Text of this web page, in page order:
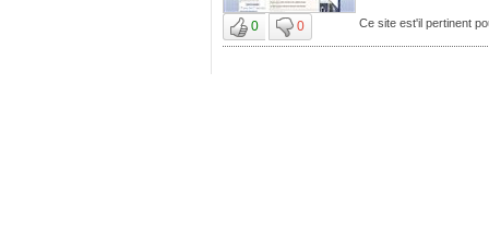
0 0 Ce site est'il pertinent